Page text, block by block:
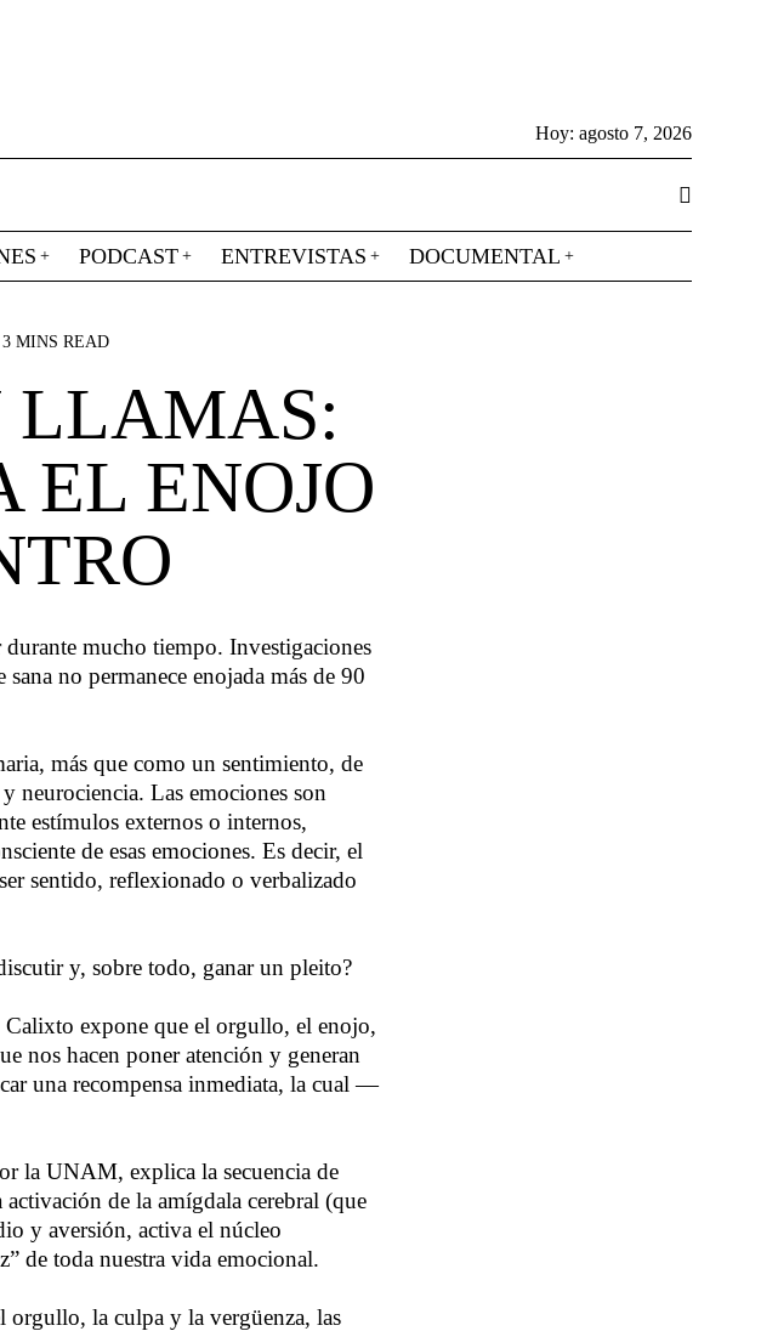
Hoy: agosto 7, 2026
PODCAST ENTREVISTAS DOCUMENTAL
3 MINS READ
LLAMAS:
EL ENOJO
durante mucho tiempo. Investigaciones
no permanece enojada más de 90
más que como un sentimiento, de
neurociencia. Las emociones son
estímulos externos o internos,
de esas emociones. Es decir, el
sentido, reflexionado o verbalizado
y, sobre todo, ganar un pleito?
expone que el orgullo, el enojo,
nos hacen poner atención y generan
una recompensa inmediata, la cual —
la UNAM, explica la secuencia de
de la amígdala cerebral (que
y aversión, activa el núcleo
de toda nuestra vida emocional.
orgullo, la culpa y la vergüenza, las